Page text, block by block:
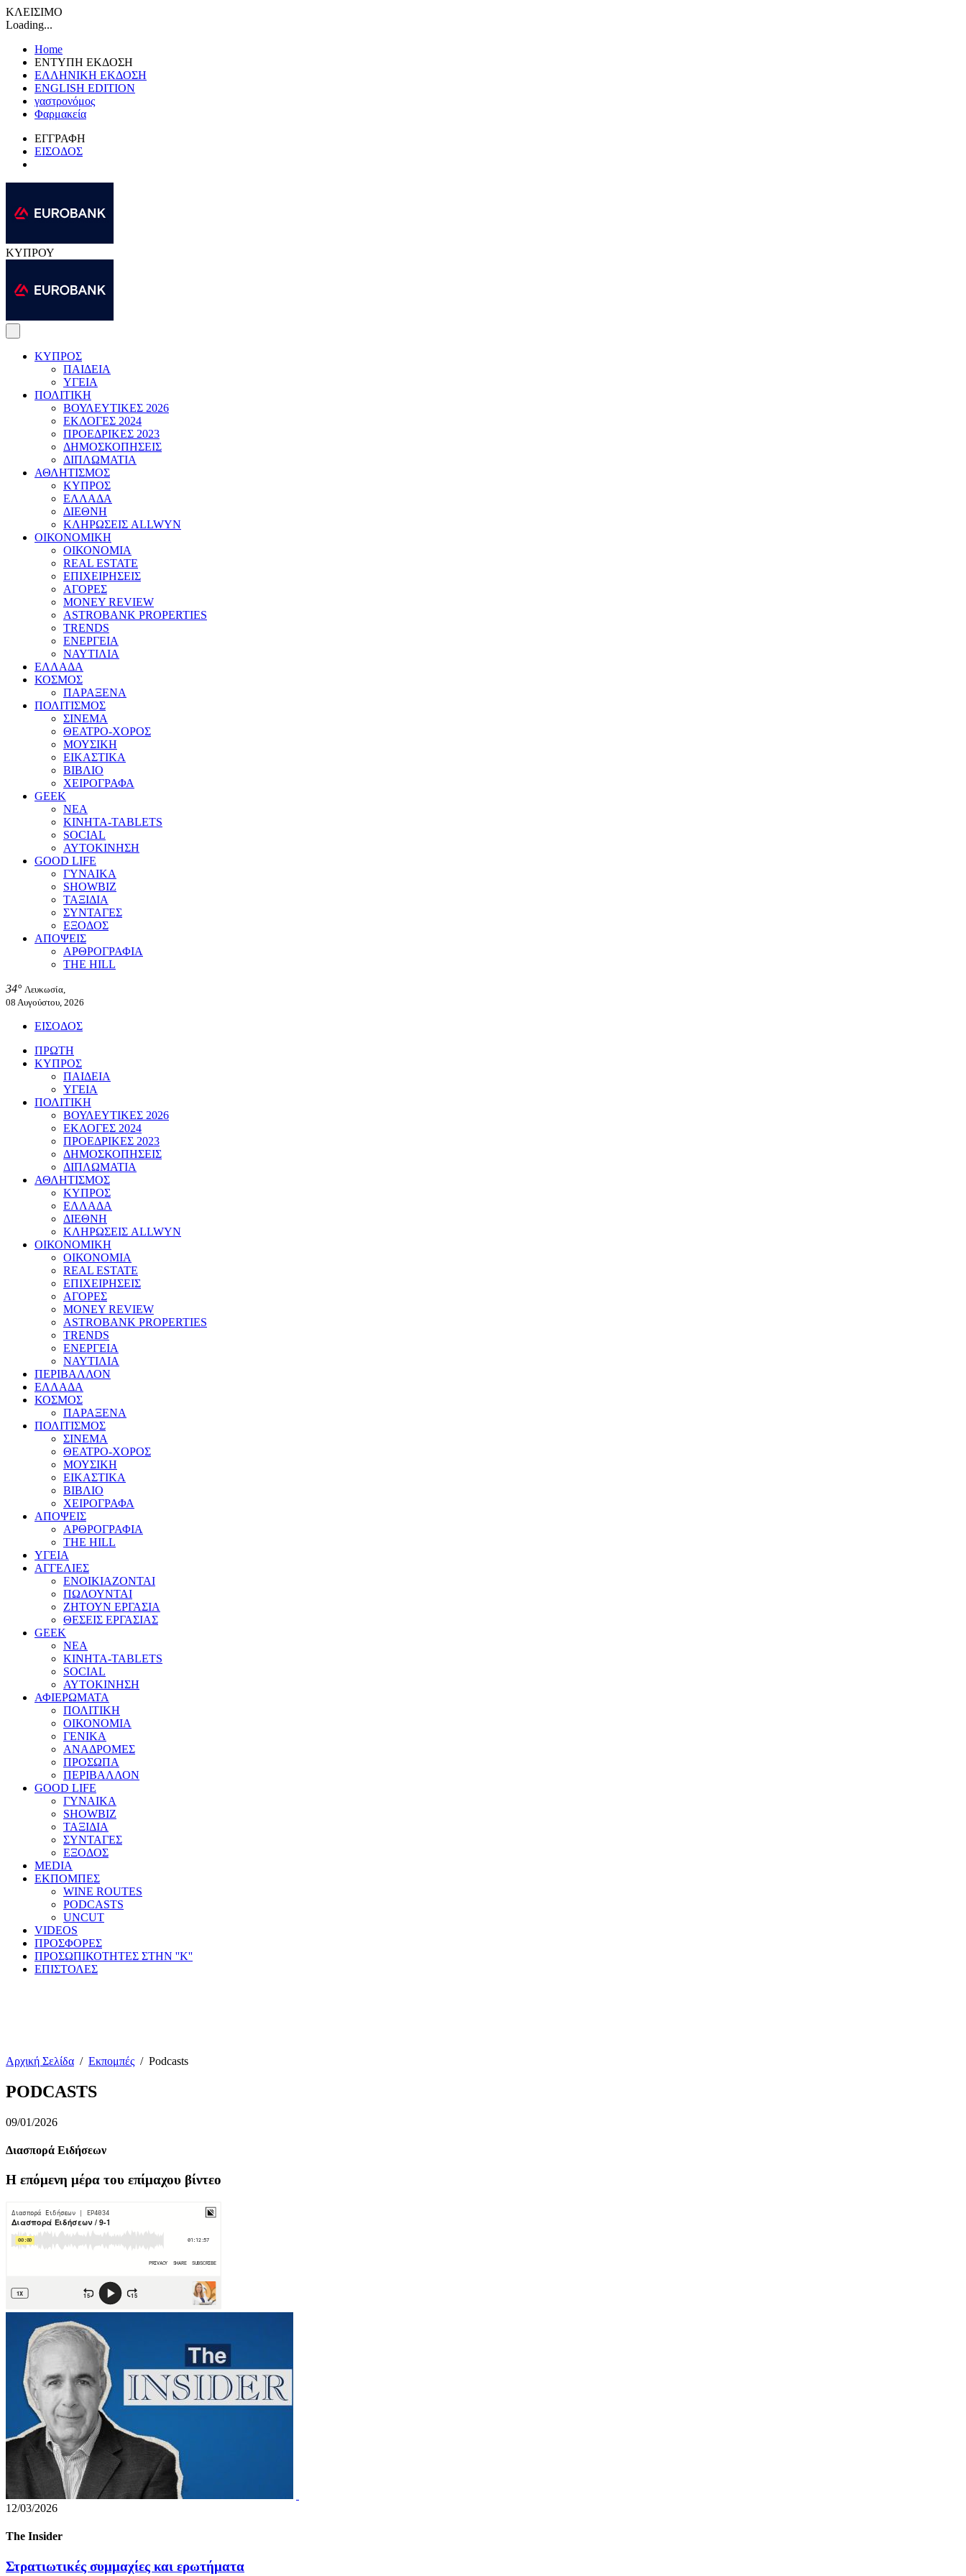
ΚΛΕΙΣΙΜΟ
Loading...
Home
ΕΝΤΥΠΗ ΕΚΔΟΣΗ
ΕΛΛΗΝΙΚΗ ΕΚΔΟΣΗ
ENGLISH EDITION
γαστρονόμος
Φαρμακεία
ΕΓΓΡΑΦΗ
ΕΙΣΟΔΟΣ
ΚΥΠΡΟΥ
ΚΥΠΡΟΣ
ΠΑΙΔΕΙΑ
ΥΓΕΙΑ
ΠΟΛΙΤΙΚΗ
ΒΟΥΛΕΥΤΙΚΕΣ 2026
ΕΚΛΟΓΕΣ 2024
ΠΡΟΕΔΡΙΚΕΣ 2023
ΔΗΜΟΣΚΟΠΗΣΕΙΣ
ΔΙΠΛΩΜΑΤΙΑ
ΑΘΛΗΤΙΣΜΟΣ
ΚΥΠΡΟΣ
ΕΛΛΑΔΑ
ΔΙΕΘΝΗ
ΚΛΗΡΩΣΕΙΣ ALLWYN
ΟΙΚΟΝΟΜΙΚΗ
ΟΙΚΟΝΟΜΙΑ
REAL ESTATE
ΕΠΙΧΕΙΡΗΣΕΙΣ
ΑΓΟΡΕΣ
MONEY REVIEW
ASTROBANK PROPERTIES
TRENDS
ΕΝΕΡΓΕΙΑ
ΝΑΥΤΙΛΙΑ
ΕΛΛΑΔΑ
ΚΟΣΜΟΣ
ΠΑΡΑΞΕΝΑ
ΠΟΛΙΤΙΣΜΟΣ
ΣΙΝΕΜΑ
ΘΕΑΤΡΟ-ΧΟΡΟΣ
ΜΟΥΣΙΚΗ
ΕΙΚΑΣΤΙΚΑ
ΒΙΒΛΙΟ
ΧΕΙΡΟΓΡΑΦΑ
GEEK
ΝΕΑ
ΚΙΝΗΤΑ-TABLETS
SOCIAL
ΑΥΤΟΚΙΝΗΣΗ
GOOD LIFE
ΓΥΝΑΙΚΑ
SHOWBIZ
ΤΑΞΙΔΙΑ
ΣΥΝΤΑΓΕΣ
ΕΞΟΔΟΣ
ΑΠΟΨΕΙΣ
ΑΡΘΡΟΓΡΑΦΙΑ
THE HILL
34° Λευκωσία,
08 Αυγούστου, 2026
ΕΙΣΟΔΟΣ
ΠΡΩΤΗ
ΚΥΠΡΟΣ
ΠΑΙΔΕΙΑ
ΥΓΕΙΑ
ΠΟΛΙΤΙΚΗ
ΒΟΥΛΕΥΤΙΚΕΣ 2026
ΕΚΛΟΓΕΣ 2024
ΠΡΟΕΔΡΙΚΕΣ 2023
ΔΗΜΟΣΚΟΠΗΣΕΙΣ
ΔΙΠΛΩΜΑΤΙΑ
ΑΘΛΗΤΙΣΜΟΣ
ΚΥΠΡΟΣ
ΕΛΛΑΔΑ
ΔΙΕΘΝΗ
ΚΛΗΡΩΣΕΙΣ ALLWYN
ΟΙΚΟΝΟΜΙΚΗ
ΟΙΚΟΝΟΜΙΑ
REAL ESTATE
ΕΠΙΧΕΙΡΗΣΕΙΣ
ΑΓΟΡΕΣ
MONEY REVIEW
ASTROBANK PROPERTIES
TRENDS
ΕΝΕΡΓΕΙΑ
ΝΑΥΤΙΛΙΑ
ΠΕΡΙΒΑΛΛΟΝ
ΕΛΛΑΔΑ
ΚΟΣΜΟΣ
ΠΑΡΑΞΕΝΑ
ΠΟΛΙΤΙΣΜΟΣ
ΣΙΝΕΜΑ
ΘΕΑΤΡΟ-ΧΟΡΟΣ
ΜΟΥΣΙΚΗ
ΕΙΚΑΣΤΙΚΑ
ΒΙΒΛΙΟ
ΧΕΙΡΟΓΡΑΦΑ
ΑΠΟΨΕΙΣ
ΑΡΘΡΟΓΡΑΦΙΑ
THE HILL
ΥΓΕΙΑ
ΑΓΓΕΛΙΕΣ
ΕΝΟΙΚΙΑΖΟΝΤΑΙ
ΠΩΛΟΥΝΤΑΙ
ΖΗΤΟΥΝ ΕΡΓΑΣΙΑ
ΘΕΣΕΙΣ ΕΡΓΑΣΙΑΣ
GEEK
ΝΕΑ
ΚΙΝΗΤΑ-TABLETS
SOCIAL
ΑΥΤΟΚΙΝΗΣΗ
ΑΦΙΕΡΩΜΑΤΑ
ΠΟΛΙΤΙΚΗ
ΟΙΚΟΝΟΜΙΑ
ΓΕΝΙΚΑ
ΑΝΑΔΡΟΜΕΣ
ΠΡΟΣΩΠΑ
ΠΕΡΙΒΑΛΛΟΝ
GOOD LIFE
ΓΥΝΑΙΚΑ
SHOWBIZ
ΤΑΞΙΔΙΑ
ΣΥΝΤΑΓΕΣ
ΕΞΟΔΟΣ
MEDIA
ΕΚΠΟΜΠΕΣ
WINE ROUTES
PODCASTS
UNCUT
VIDEOS
ΠΡΟΣΦΟΡΕΣ
ΠΡΟΣΩΠΙΚΟΤΗΤΕΣ ΣΤΗΝ ''Κ''
ΕΠΙΣΤΟΛΕΣ
Αρχική Σελίδα / Εκπομπές / Podcasts
PODCASTS
09/01/2026
Διασπορά Ειδήσεων
Η επόμενη μέρα του επίμαχου βίντεο
12/03/2026
The Insider
Στρατιωτικές συμμαχίες και ερωτήματα